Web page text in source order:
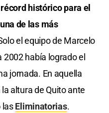
histórico para el
de las más
el equipo de Marcelo
2002 había logrado el
jornada. En aquella
altura de Quito ante
lasEliminatorias.